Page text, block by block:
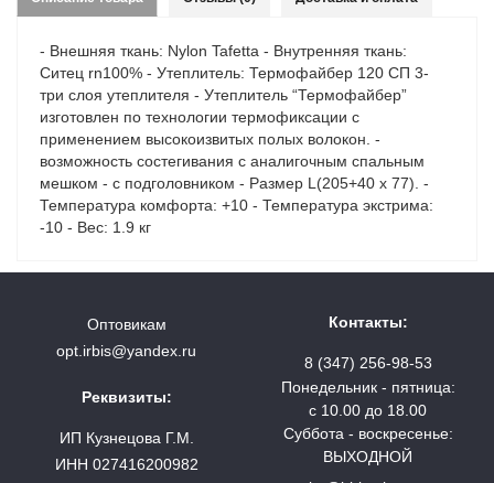
- Внешняя ткань: Nylon Tafetta - Внутренняя ткань:
Ситец rn100% - Утеплитель: Термофайбер 120 СП 3-
три слоя утеплителя - Утеплитель “Термофайбер”
изготовлен по технологии термофиксации с
применением высокоизвитых полых волокон. -
возможность состегивания с аналигочным спальным
мешком - с подголовником - Размер L(205+40 х 77). -
Температура комфорта: +10 - Температура экстрима:
-10 - Вес: 1.9 кг
Оптовикам
opt.irbis@yandex.ru
Реквизиты:
ИП Кузнецова Г.М.
ИНН 027416200982
Контакты:
8 (347) 256-98-53
Понедельник - пятница:
с 10.00 до 18.00
Суббота - воскресенье:
ВЫХОДНОЙ